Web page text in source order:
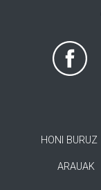
HONI BURUZ
ARAUAK